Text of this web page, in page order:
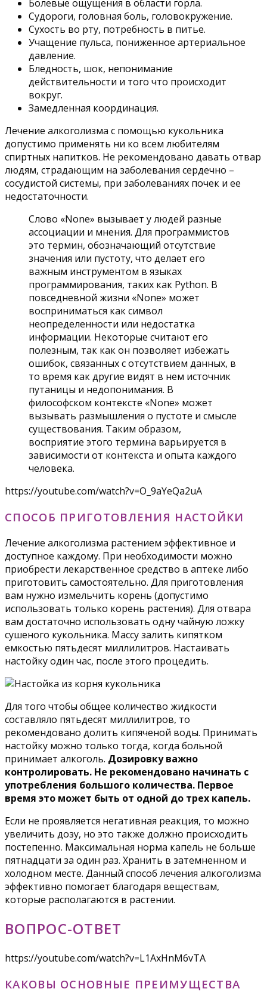
Болевые ощущения в области горла.
Судороги, головная боль, головокружение.
Сухость во рту, потребность в питье.
Учащение пульса, пониженное артериальное
давление.
Бледность, шок, непонимание
действительности и того что происходит
вокруг.
Замедленная координация.
Лечение алкоголизма с помощью кукольника
допустимо применять ни ко всем любителям
спиртных напитков. Не рекомендовано давать отвар
людям, страдающим на заболевания сердечно –
сосудистой системы, при заболеваниях почек и ее
недостаточности.
Слово «None» вызывает у людей разные
ассоциации и мнения. Для программистов
это термин, обозначающий отсутствие
значения или пустоту, что делает его
важным инструментом в языках
программирования, таких как Python. В
повседневной жизни «None» может
восприниматься как символ
неопределенности или недостатка
информации. Некоторые считают его
полезным, так как он позволяет избежать
ошибок, связанных с отсутствием данных, в
то время как другие видят в нем источник
путаницы и недопонимания. В
философском контексте «None» может
вызывать размышления о пустоте и смысле
существования. Таким образом,
восприятие этого термина варьируется в
зависимости от контекста и опыта каждого
человека.
https://youtube.com/watch?v=O_9aYeQa2uA
СПОСОБ ПРИГОТОВЛЕНИЯ НАСТОЙКИ
Лечение алкоголизма растением эффективное и
доступное каждому. При необходимости можно
приобрести лекарственное средство в аптеке либо
приготовить самостоятельно. Для приготовления
вам нужно измельчить корень (допустимо
использовать только корень растения). Для отвара
вам достаточно использовать одну чайную ложку
сушеного кукольника. Массу залить кипятком
емкостью пятьдесят миллилитров. Настаивать
настойку один час, после этого процедить.
Для того чтобы общее количество жидкости
составляло пятьдесят миллилитров, то
рекомендовано долить кипяченой воды. Принимать
настойку можно только тогда, когда больной
принимает алкоголь. Дозировку важно
контролировать. Не рекомендовано начинать с
употребления большого количества. Первое
время это может быть от одной до трех капель.
Если не проявляется негативная реакция, то можно
увеличить дозу, но это также должно происходить
постепенно. Максимальная норма капель не больше
пятнадцати за один раз. Хранить в затемненном и
холодном месте. Данный способ лечения алкоголизма
эффективно помогает благодаря веществам,
которые располагаются в растении.
ВОПРОС-ОТВЕТ
https://youtube.com/watch?v=L1AxHnM6vTA
КАКОВЫ ОСНОВНЫЕ ПРЕИМУЩЕСТВА